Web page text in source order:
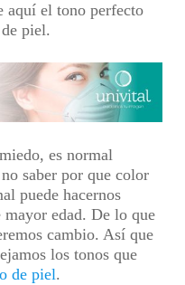
aquí el tono perfecto
piel.
es normal
saber por que color
puede hacernos
mayor edad. De lo que
cambio. Así que
los tonos que
de piel.